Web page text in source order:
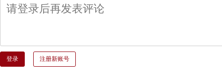
登录 注册新账号